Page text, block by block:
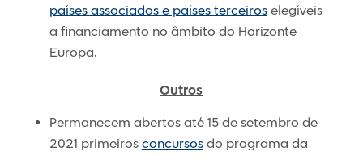
países associados e países terceiroselegíveis
a financiamento no âmbito do Horizonte
Europa.
Outros
Permanecem abertos até 15 de setembro de
2021 primeirosconcursosdo programa da